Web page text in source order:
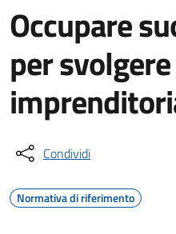
Occupare
per
Condividi
Normativa di riferimento